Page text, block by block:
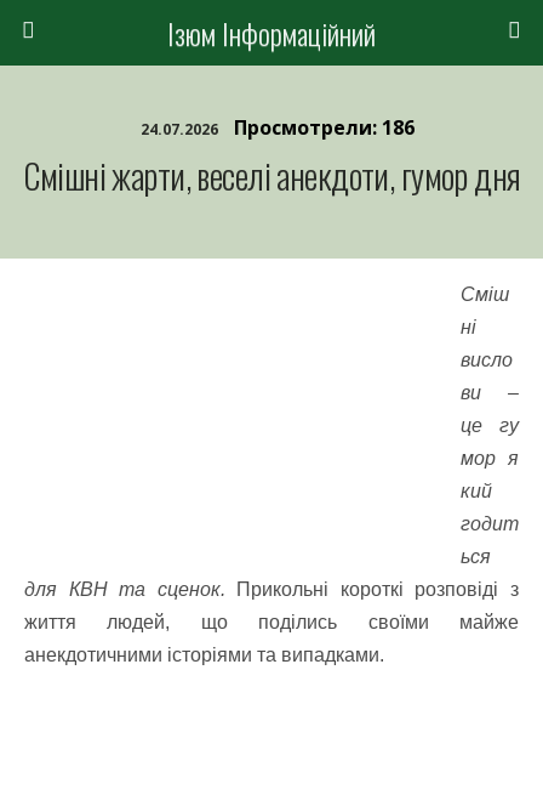
Ізюм Інформаційний
24.07.2026 Просмотрели: 186
Смішні жарти, веселі анекдоти, гумор дня
Сміш
ні
висло
ви –
це гу
мор я
кий
годит
ься
для КВН та сценок. Прикольні короткі розповіді з
життя людей, що поділись своїми майже
анекдотичними історіями та випадками.